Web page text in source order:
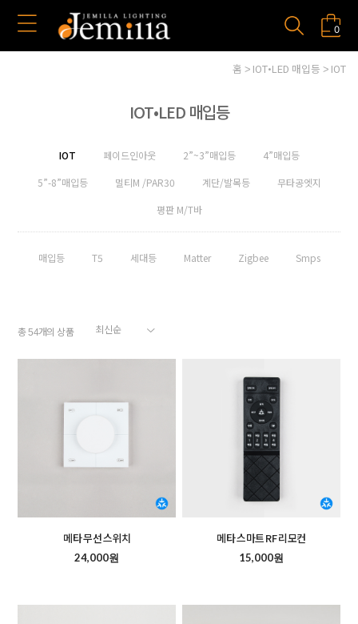
0
홈 IOT•LED 매입등 IOT
IOT•LED 매입등
IOT 페이드인아웃 2”~3”매입등
4”매입등
5”-8”매입등
멀티M /PAR30 계단/발목등
무타공엣지
평판 M/T바
매입등 T5 세대등 Matter Zigbee Smps
총54개의 상품
메타 무선 스위치
24,000원
메타 스마트 RF 리모컨
15,000원